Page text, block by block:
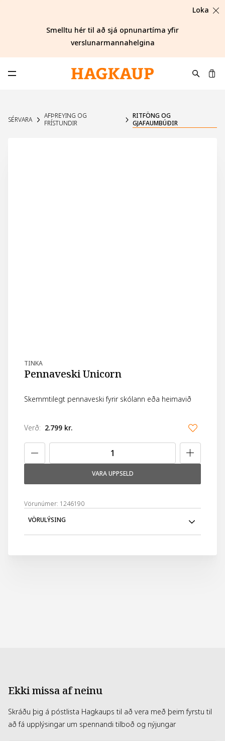
Loka
Smelltu hér til að sjá opnunartíma yfir
verslunarmannahelgina
Opna aðalvalmynd
SÉRVARA
AFÞREYING OG
FRÍSTUNDIR
RITFÖNG OG
GJAFAUMBÚÐIR
TINKA
Pennaveski Unicorn
Skemmtilegt pennaveski fyrir skólann eða heimavið
Verð: 2.799 kr.
VARA UPPSELD
Vörunúmer: 1246190
VÖRULÝSING
Ekki missa af neinu
Skráðu þig á póstlista Hagkaups til að vera með þeim fyrstu til
að fá upplýsingar um spennandi tilboð og nýjungar